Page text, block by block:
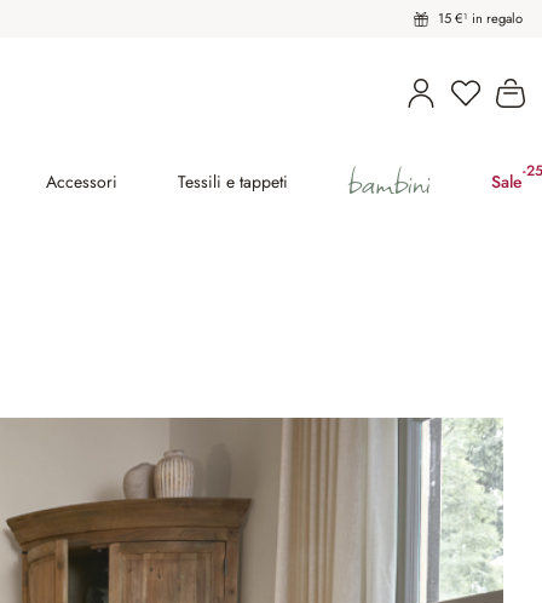
15 €¹ in regalo
Hai 0 Il
Accessori Tessili e tappeti bambini Sale-